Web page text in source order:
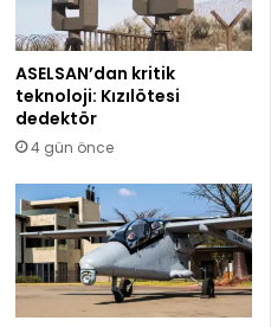
ASELSAN’dan kritik
teknoloji: Kızılötesi
dedektör
4 gün önce